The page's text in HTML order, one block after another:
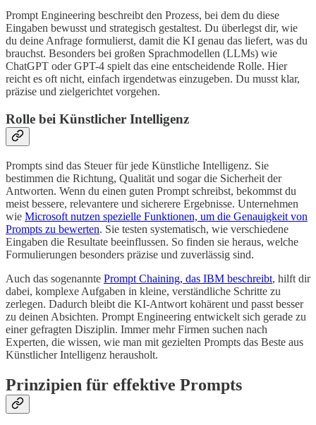
Prompt Engineering beschreibt den Prozess, bei dem du diese
Eingaben bewusst und strategisch gestaltest. Du überlegst dir, wie
du deine Anfrage formulierst, damit die KI genau das liefert, was du
brauchst. Besonders bei großen Sprachmodellen (LLMs) wie
ChatGPT oder GPT-4 spielt das eine entscheidende Rolle. Hier
reicht es oft nicht, einfach irgendetwas einzugeben. Du musst klar,
präzise und zielgerichtet vorgehen.
Rolle bei Künstlicher Intelligenz
Prompts sind das Steuer für jede Künstliche Intelligenz. Sie
bestimmen die Richtung, Qualität und sogar die Sicherheit der
Antworten. Wenn du einen guten Prompt schreibst, bekommst du
meist bessere, relevantere und sicherere Ergebnisse. Unternehmen
wie Microsoft nutzen spezielle Funktionen, um die Genauigkeit von
Prompts zu bewerten. Sie testen systematisch, wie verschiedene
Eingaben die Resultate beeinflussen. So finden sie heraus, welche
Formulierungen besonders präzise und zuverlässig sind.
Auch das sogenannte Prompt Chaining, das IBM beschreibt, hilft dir
dabei, komplexe Aufgaben in kleine, verständliche Schritte zu
zerlegen. Dadurch bleibt die KI-Antwort kohärent und passt besser
zu deinen Absichten. Prompt Engineering entwickelt sich gerade zu
einer gefragten Disziplin. Immer mehr Firmen suchen nach
Experten, die wissen, wie man mit gezielten Prompts das Beste aus
Künstlicher Intelligenz herausholt.
Prinzipien für effektive Prompts